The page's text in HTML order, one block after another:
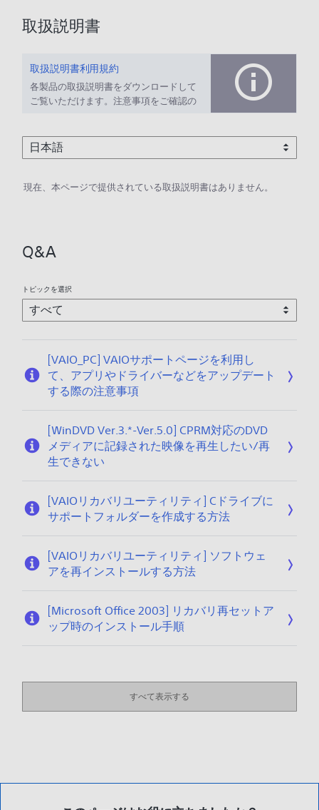
取扱説明書
取扱説明書利用規約
各製品の取扱説明書をダウンロードして
ご覧いただけます。注意事項をご確認の
現在、本ページで提供されている取扱説明書はありません。
Q&A
トピックを選択
[VAIO_PC] VAIOサポートページを利用し
て、アプリやドライバーなどをアップデート
する際の注意事項
[WinDVD Ver.3.*-Ver.5.0] CPRM対応のDVD
メディアに記録された映像を再生したい/再
生できない
[VAIOリカバリユーティリティ] Cドライブに
サポートフォルダーを作成する方法
[VAIOリカバリユーティリティ] ソフトウェ
アを再インストールする方法
[Microsoft Office 2003] リカバリ再セットア
ップ時のインストール手順
すべて表示する